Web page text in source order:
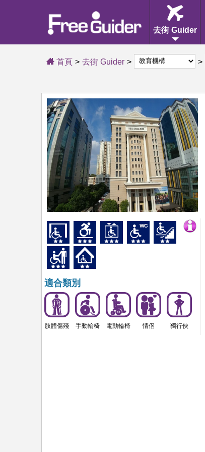
去街 Guider
首頁 去街 Guider
適合類別
肢體傷殘 手動輪椅 電動輪椅 情侶 獨行俠